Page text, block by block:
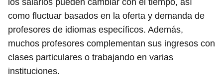
como fluctuar basados en la oferta y demanda de
profesores de idiomas específicos. Además,
muchos profesores complementan sus ingresos con
clases particulares o trabajando en varias
instituciones.